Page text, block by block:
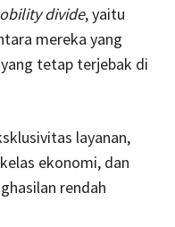
divide, yaitu
mereka yang
tetap terjebak di
layanan,
ekonomi, dan
rendah